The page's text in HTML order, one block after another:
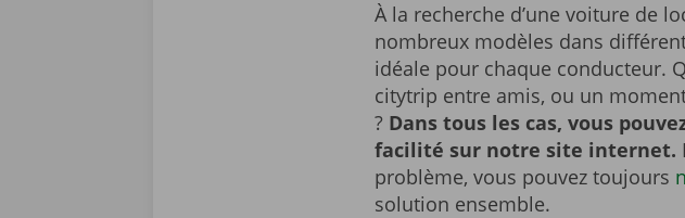
À la recherche d’une voiture de
nombreux modèles dans
idéale pour chaque conducteur.
citytrip entre amis, ou un
? Dans tous les cas, vous
facilité sur notre site internet.
problème, vous pouvez toujours
solution ensemble.